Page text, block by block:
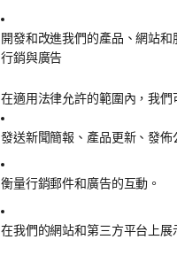
開發和改進我們的產品、網站和
行銷與廣告
在適用法律允許的範圍內，我們
發送新聞簡報、產品更新、發佈
衡量行銷郵件和廣告的互動。
在我們的網站和第三方平台上展